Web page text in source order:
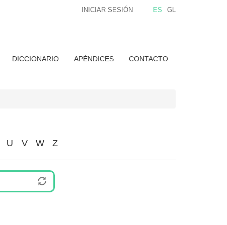
ES GL
INICIAR SESIÓN
DICCIONARIO APÉNDICES CONTACTO
U V W Z